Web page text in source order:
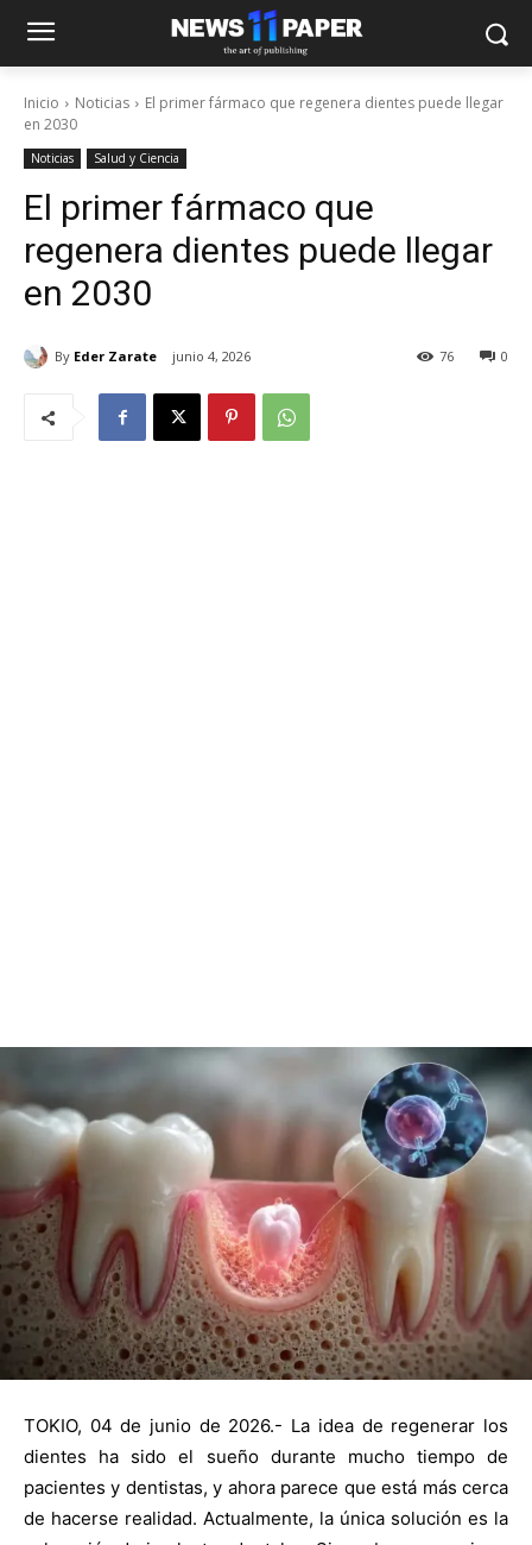
Inicio Noticias
El primer fármaco que regenera dientes puede llegar
en 2030
Noticias Salud y Ciencia
El primer fármaco que
regenera dientes puede llegar
en 2030
By Eder Zarate junio 4, 2026 0
76
TOKIO, 04 de junio de 2026.- La idea de regenerar los
dientes ha sido el sueño durante mucho tiempo de
pacientes y dentistas, y ahora parece que está más cerca
de hacerse realidad. Actualmente, la única solución es la